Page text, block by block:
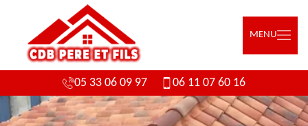
MENU
05 33 06 09 97 06 11 07 60 16